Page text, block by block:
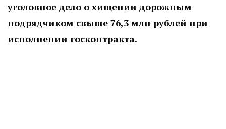
уголовное дело о хищении дорожным
подрядчиком свыше 76,3 млн рублей при
исполнении госконтракта.